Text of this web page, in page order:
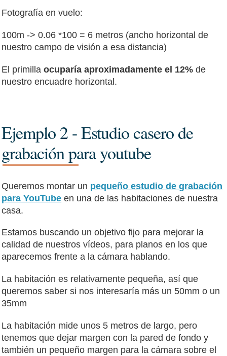
Fotografía en vuelo:
100m -> 0.06 *100 = 6 metros (ancho horizontal de
nuestro campo de visión a esa distancia)
El primillaocuparía aproximadamente el 12% de
nuestro encuadre horizontal.
Ejemplo 2 - Estudio casero de
grabación para youtube
Queremos montar un pequeño estudio de grabación
para YouTube en una de las habitaciones de nuestra
casa.
Estamos buscando un objetivo fijo para mejorar la
calidad de nuestros vídeos, para planos en los que
aparecemos frente a la cámara hablando.
La habitación es relativamente pequeña, así que
queremos saber si nos interesaría más un 50mm o un
35mm
La habitación mide unos 5 metros de largo, pero
tenemos que dejar margen con la pared de fondo y
también un pequeño margen para la cámara sobre el